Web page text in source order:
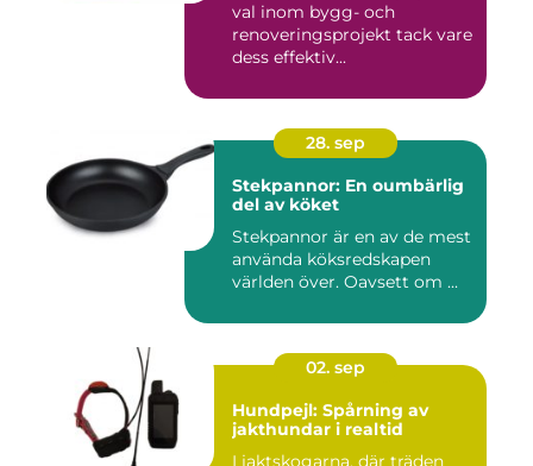
val inom bygg- och
renoveringsprojekt tack vare
dess effektiv...
28. sep
Stekpannor: En oumbärlig
del av köket
Stekpannor är en av de mest
använda köksredskapen
världen över. Oavsett om ...
02. sep
Hundpejl: Spårning av
jakthundar i realtid
I jaktskogarna, där träden